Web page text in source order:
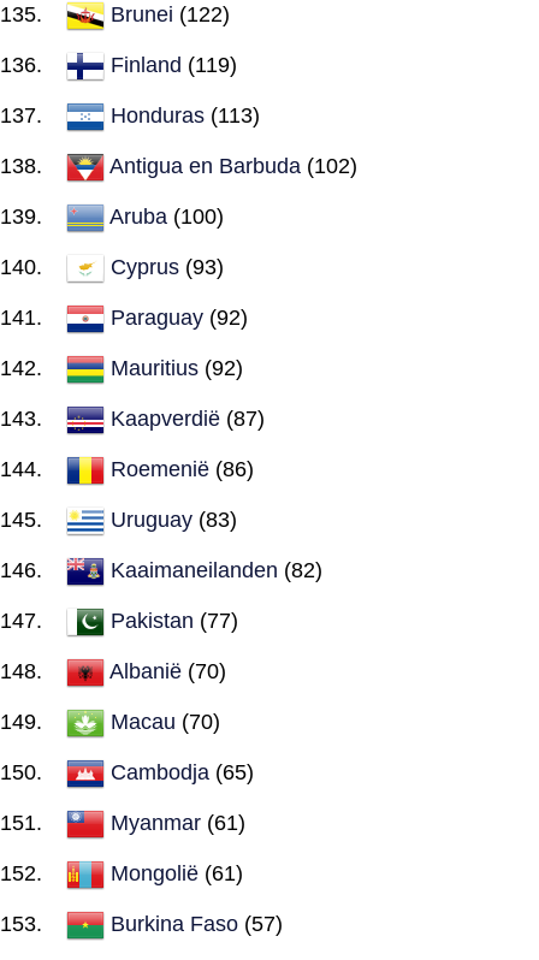
Brunei (122)
Finland (119)
Honduras (113)
Antigua en Barbuda (102)
Aruba (100)
Cyprus (93)
Paraguay (92)
Mauritius (92)
Kaapverdië (87)
Roemenië (86)
Uruguay (83)
Kaaimaneilanden (82)
Pakistan (77)
Albanië (70)
Macau (70)
Cambodja (65)
Myanmar (61)
Mongolië (61)
Burkina Faso (57)